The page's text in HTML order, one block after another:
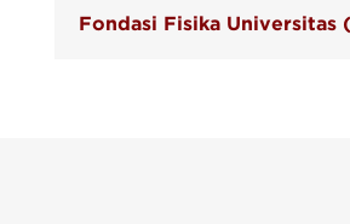
Fondasi Fisika Universitas